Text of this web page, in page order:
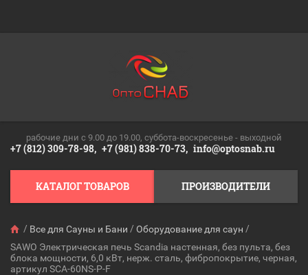
рабочие дни c 9.00 до 19.00, суббота-воскресенье - выходной
+7 (812) 309-78-98, +7 (981) 838-70-73, info@optosnab.ru
КАТАЛОГ ТОВАРОВ ПРОИЗВОДИТЕЛИ
/ Все для Сауны и Бани / Оборудование для саун /
SAWO Электрическая печь Scandia настенная, без пульта, без
блока мощности, 6,0 кВт, нерж. сталь, фибропокрытие, черная,
артикул SCA-60NS-P-F